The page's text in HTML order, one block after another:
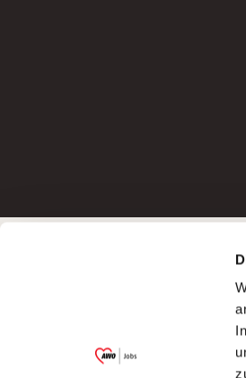
Garitz Bewirtschaftungsbetriebe
(Ein Tochterunternehmen des
Bezirksverbandes Unterfranken